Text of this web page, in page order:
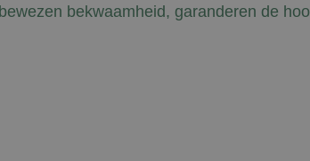
bekwaamheid, garanderen de